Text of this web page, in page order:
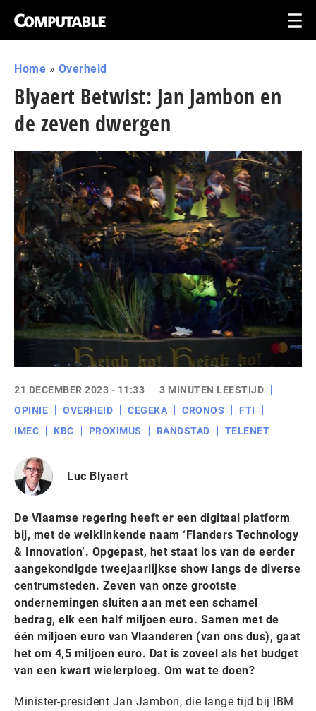
Home » Overheid
Blyaert Betwist: Jan Jambon en
de zeven dwergen
21 DECEMBER 2023 - 11:33
3 MINUTEN LEESTIJD
OPINIE
OVERHEID CEGEKA CRONOS
FTI
IMEC
KBC PROXIMUS RANDSTAD TELENET
Luc Blyaert
De Vlaamse regering heeft er een digitaal platform
bij, met de welklinkende naam ‘Flanders Technology
& Innovation’. Opgepast, het staat los van de eerder
aangekondigde tweejaarlijkse show langs de diverse
centrumsteden. Zeven van onze grootste
ondernemingen sluiten aan met een schamel
bedrag, elk een half miljoen euro. Samen met de
één miljoen euro van Vlaanderen (van ons dus), gaat
het om 4,5 miljoen euro. Dat is zoveel als het budget
van een kwart wielerploeg. Om wat te doen?
Minister-president Jan Jambon, die lange tijd bij IBM